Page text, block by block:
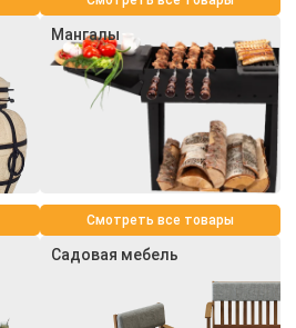
Мангалы
Смотреть все товары
Садовая мебель